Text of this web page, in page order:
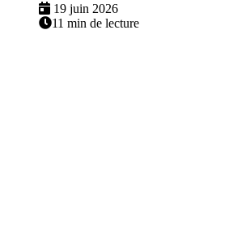
19 juin 2026
11 min de lecture